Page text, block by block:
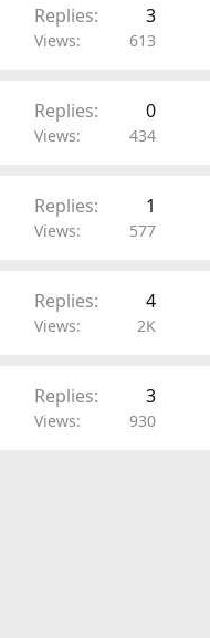
Replies 3
Views 613
Replies 0
Views 434
Replies 1
Views 577
Replies 4
Views 2K
Replies 3
Views 930